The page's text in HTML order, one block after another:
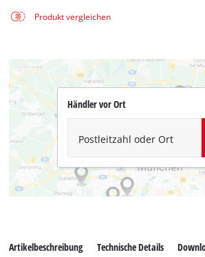
Produkt vergleichen
Händler vor Ort
Postleitzahl oder Ort
Artikelbeschreibung Technische Details